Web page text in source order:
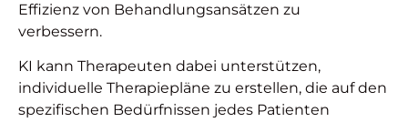
Effizienz von Behandlungsansätzen zu
verbessern.
KI kann Therapeuten dabei unterstützen,
individuelle Therapiepläne zu erstellen, die auf den
spezifischen Bedürfnissen jedes Patienten